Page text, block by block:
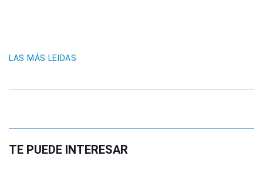
LAS MÁS LEIDAS
TE PUEDE INTERESAR